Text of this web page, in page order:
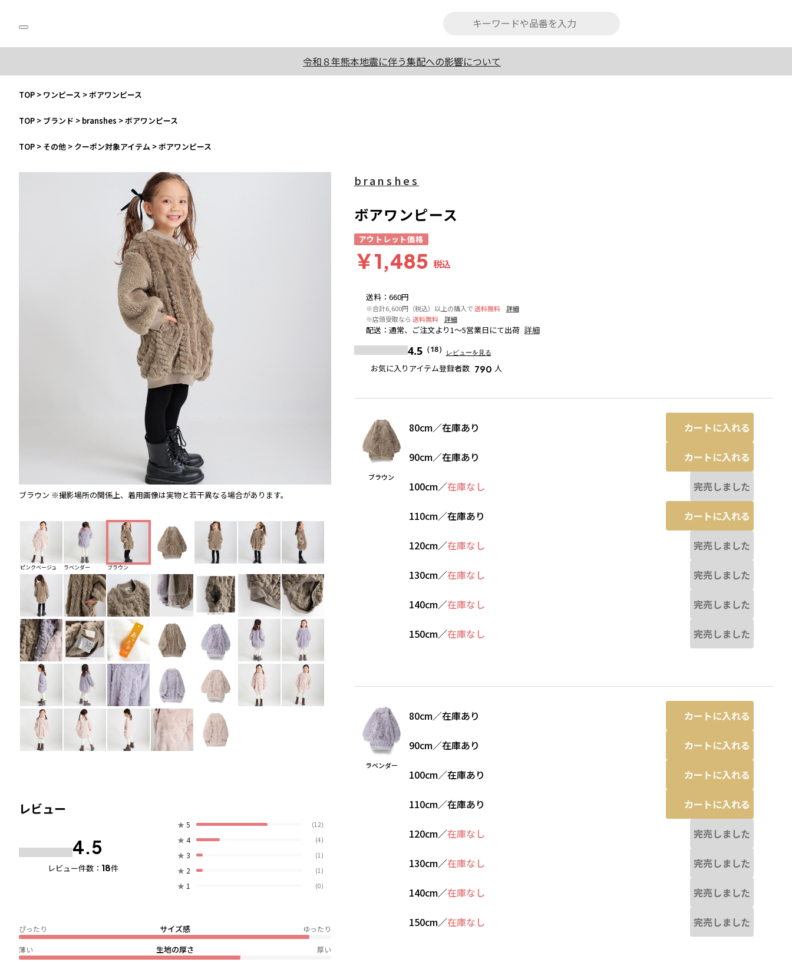
令和８年熊本地震に伴う集配への影響について
TOP > ワンピース >ボアワンピース
TOP > ブランド > branshes >ボアワンピース
TOP > その他 > クーポン対象アイテム >ボアワンピース
ブラウン ※撮影場所の関係上、着用画像は実物と若干異なる場合があります。
ピンクベージュ ラベンダー ブラウン
レビュー
4.5
レビュー件数： 18件
★ 5 (12)
★ 4 (4)
★ 3 (1)
★ 2 (1)
★ 1 (0)
サイズ感
ぴったり ゆったり
生地の厚さ
薄い 厚い
送料： 660円
※合計6,600円（税込）以上の購入で送料無料
詳細
※店頭受取なら 送料無料 詳細
配送 ： 通常、ご注文より1～5営業日にて出荷 詳細
4.5（18） レビューを見る
お気に入りアイテム登録者数 790 人
branshes
ボアワンピース
アウトレット価格
￥1,485 税込
ブラウン
80cm／在庫あり カートに入れる
90cm／在庫あり カートに入れる
100cm／在庫なし 完売しました
110cm／在庫あり カートに入れる
120cm／在庫なし 完売しました
130cm／在庫なし 完売しました
140cm／在庫なし 完売しました
150cm／在庫なし 完売しました
ラベンダー
80cm／在庫あり カートに入れる
90cm／在庫あり カートに入れる
100cm／在庫あり カートに入れる
110cm／在庫あり カートに入れる
120cm／在庫なし 完売しました
130cm／在庫なし 完売しました
140cm／在庫なし 完売しました
150cm／在庫なし 完売しました